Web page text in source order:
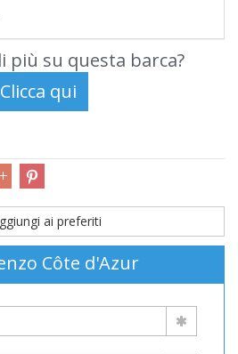
più su questa barca?
ai preferiti
Côte d'Azur